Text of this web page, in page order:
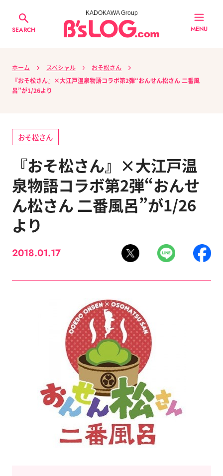
SEARCH
KADOKAWA Group
MENU
ホーム スペシャル
おそ松さん
『おそ松さん』×大江戸温泉物語コラボ第2弾“おんせん松さん 二番風
呂”が1/26より
おそ松さん
『おそ松さん』×大江戸温
泉物語コラボ第2弾“おんせ
ん松さん 二番風呂”が1/26
より
2018.01.17